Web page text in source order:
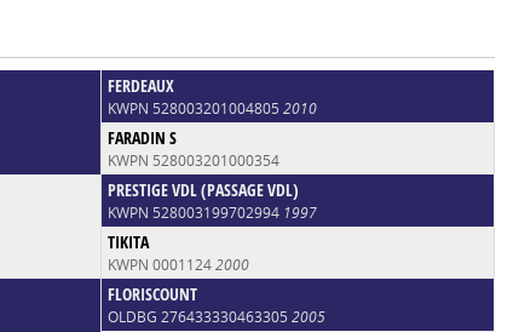
FERDEAUX
KWPN 528003201004805 2010
FARADIN S
KWPN 528003201000354
PRESTIGE VDL (PASSAGE VDL)
KWPN 528003199702994 1997
TIKITA
KWPN 00011242000
FLORISCOUNT
OLDBG 276433330463305 2005